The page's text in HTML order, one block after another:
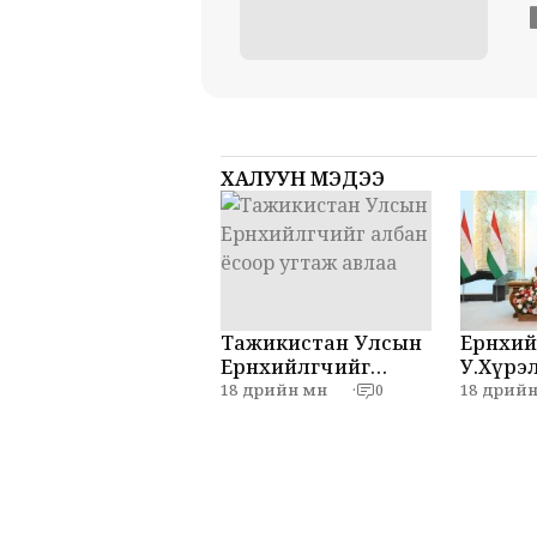
ХАЛУУН МЭДЭЭ
Тажикистан Улсын
Ерөнхийлөгчийг
албан ёсоор угтаж
18 өдрийн өмнө · 0 18 өдрийн